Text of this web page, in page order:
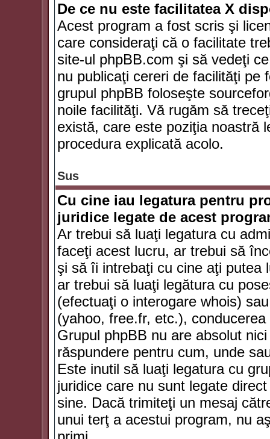
De ce nu este facilitatea X
Acest program a fost scris şi
care consideraţi că o facilitate
site-ul phpBB.com şi să vedeţi
nu publicaţi cereri de facilităţi pe
grupul phpBB foloseşte
noile facilităţi. Vă rugăm să
există, care este poziţia noastră
procedura explicată acolo.
Sus
Cu cine iau legatura pentru
juridice legate de acest
Ar trebui să luaţi legatura cu
faceţi acest lucru, ar trebui să
şi să îi intrebaţi cu cine aţi putea
ar trebui să luaţi legătura cu
(efectuaţi o interogare whois)
(yahoo, free.fr, etc.),
Grupul phpBB nu are absolut
răspundere pentru cum, unde
Este inutil să luaţi legatura cu
juridice care nu sunt legate
sine. Dacă trimiteţi un mesaj
unui terţ a acestui program, nu